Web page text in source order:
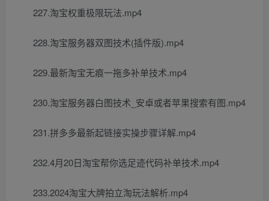
227.淘宝权重极限玩法.mp4
228.淘宝服务器双图技术(插件版).mp4
229.最新淘宝无痕一拖多补单技术.mp4
230.淘宝服务器白图技术_安卓或者苹果搜索有图.mp4
231.拼多多最新起链接实操步骤详解.mp4
232.4月20日淘宝帮你选足迹代码补单技术.mp4
233.2024淘宝大牌拍立淘玩法解析.mp4